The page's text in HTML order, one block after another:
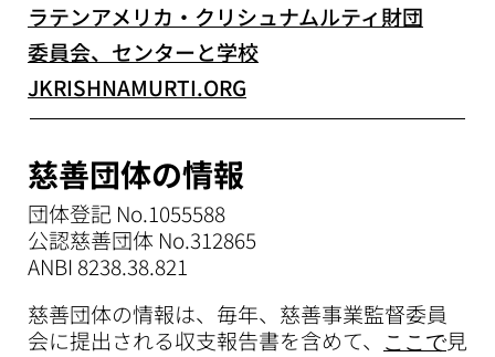
ラテンアメリカ・クリシュナムルティ財団
委員会、センターと学校
JKRISHNAMURTI.ORG
慈善団体の情報
団体登記 No.1055588
公認慈善団体 No.312865
ANBI 8238.38.821
慈善団体の情報は、毎年、慈善事業監督委員
会に提出される収支報告書を含めて、
ここで見